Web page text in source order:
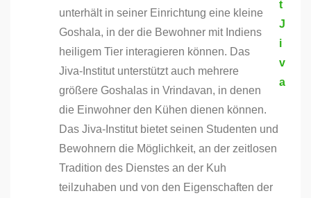
unterhält in seiner Einrichtung eine kleine
Goshala, in der die Bewohner mit Indiens
heiligem Tier interagieren können. Das
Jiva-Institut unterstützt auch mehrere
größere Goshalas in Vrindavan, in denen
die Einwohner den Kühen dienen können.
Das Jiva-Institut bietet seinen Studenten und
Bewohnern die Möglichkeit, an der zeitlosen
Tradition des Dienstes an der Kuh
teilzuhaben und von den Eigenschaften der